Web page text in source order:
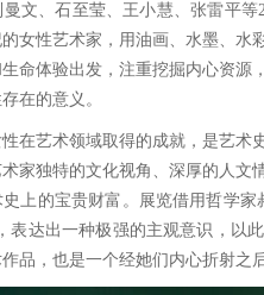
文、石至莹、王小慧、张雷平
女性艺术家，用油画、水墨、水
命体验出发，注重挖掘内心资
在的意义。
在艺术领域取得的成就，是艺术
家独特的文化视角、深厚的人文
上的宝贵财富。展览借用哲学
表达出一种极强的主观意识，以
品，也是一个经她们内心折射之